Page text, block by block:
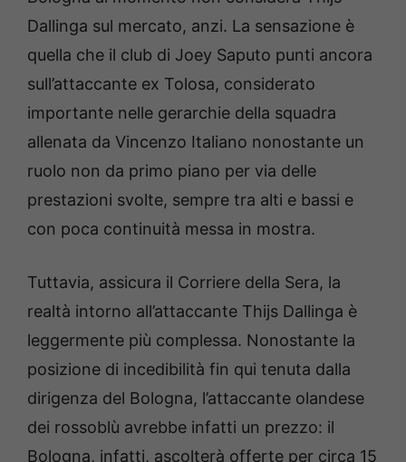
Dallinga sul mercato, anzi. La sensazione è
quella che il club di Joey Saputo punti ancora
sull’attaccante ex Tolosa, considerato
importante nelle gerarchie della squadra
allenata da Vincenzo Italiano nonostante un
ruolo non da primo piano per via delle
prestazioni svolte, sempre tra alti e bassi e
con poca continuità messa in mostra.
Tuttavia, assicura il Corriere della Sera, la
realtà intorno all’attaccante Thijs Dallinga è
leggermente più complessa. Nonostante la
posizione di incedibilità fin qui tenuta dalla
dirigenza del Bologna, l’attaccante olandese
dei rossoblù avrebbe infatti un prezzo: il
Bologna, infatti, ascolterà offerte per circa 15